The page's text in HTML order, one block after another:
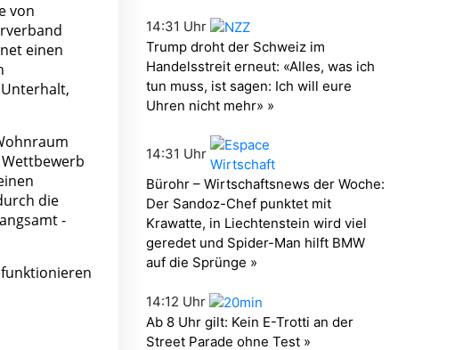
von
einen
die
-